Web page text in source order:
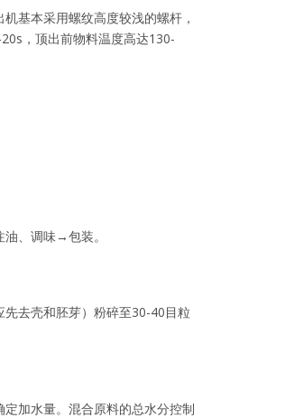
基本采用螺纹高度较浅的螺杆，
，顶出前物料温度高达130-
、调味→包装。
去壳和胚芽）粉碎至30-40目粒
加水量。混合原料的总水分控制